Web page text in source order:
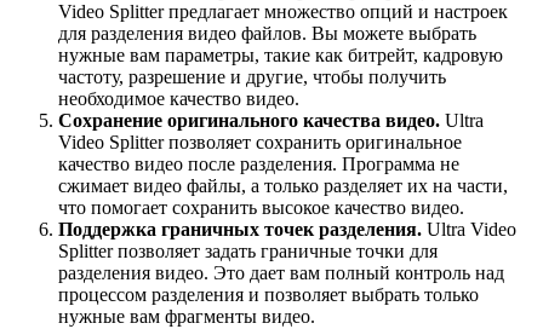
Video Splitter предлагает множество опций и настроек
для разделения видео файлов. Вы можете выбрать
нужные вам параметры, такие как битрейт, кадровую
частоту, разрешение и другие, чтобы получить
необходимое качество видео.
Сохранение оригинального качества видео. Ultra
Video Splitter позволяет сохранить оригинальное
качество видео после разделения. Программа не
сжимает видео файлы, а только разделяет их на части,
что помогает сохранить высокое качество видео.
Поддержка граничных точек разделения. Ultra Video
Splitter позволяет задать граничные точки для
разделения видео. Это дает вам полный контроль над
процессом разделения и позволяет выбрать только
нужные вам фрагменты видео.